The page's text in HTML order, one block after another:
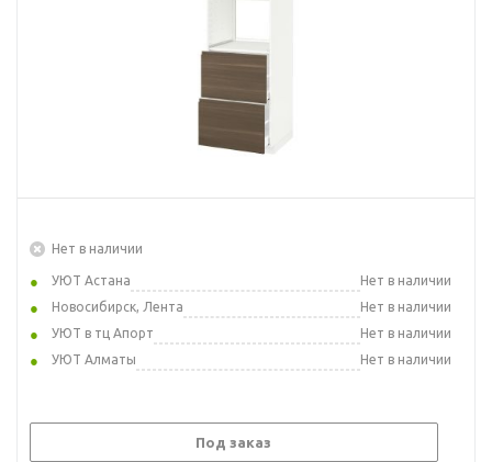
Нет в наличии
УЮТ Астана
Нет в наличии
Новосибирск, Лента
Нет в наличии
УЮТ в тц Апорт
Нет в наличии
УЮТ Алматы
Нет в наличии
Под заказ